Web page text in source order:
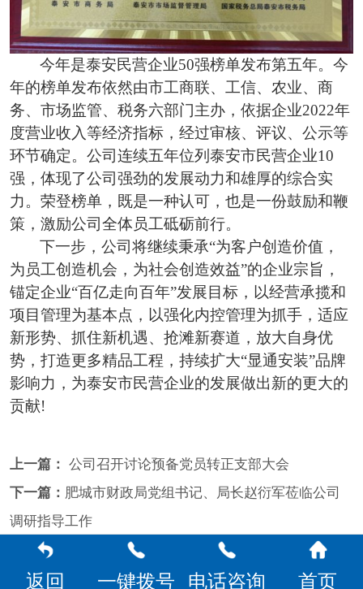
今年是泰安民营企业50强榜单发布第五年。今
年的榜单发布依然由市工商联、工信、农业、商
务、市场监管、税务六部门主办，依据企业2022年
度营业收入等经济指标，经过审核、评议、公示等
环节确定。公司连续五年位列泰安市民营企业10
强，体现了公司强劲的发展动力和雄厚的综合实
力。荣登榜单，既是一种认可，也是一份鼓励和鞭
策，激励公司全体员工砥砺前行。
下一步，公司将继续秉承“为客户创造价值，
为员工创造机会，为社会创造效益”的企业宗旨，
锚定企业“百亿走向百年”发展目标，以经营承揽和
项目管理为基本点，以强化内控管理为抓手，适应
新形势、抓住新机遇、抢滩新赛道，放大自身优
势，打造更多精品工程，持续扩大“显通安装”品牌
影响力，为泰安市民营企业的发展做出新的更大的
贡献!
上一篇： 公司召开讨论预备党员转正支部大会
下一篇： 肥城市财政局党组书记、局长赵衍军莅临公司
调研指导工作
返回 一键拨号 电话咨询 首页